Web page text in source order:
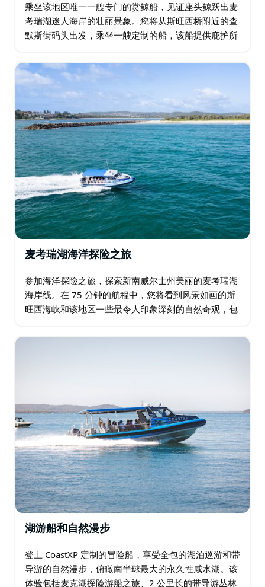
乘坐该地区唯一一艘专门的赏鲸船，见证座头鲸跃出麦
考瑞湖迷人海岸的壮丽景象。您将从斯旺西桥附近的查
默斯街码头出发，乘坐一艘定制的船，该船提供庇护所
及其从南极洲返回热带北昆士兰的 10,000…
麦考瑞湖海洋探险之旅
参加海洋探险之旅，探索新南威尔士州美丽的麦考瑞湖
海岸线。在 75 分钟的航程中，您将看到风景如画的斯
旺西海峡和该地区一些最令人印象深刻的自然奇观，包
以及令人惊叹的凯瑟琳山湾。在旅途中…
湖游船和自然漫步
登上 CoastXP 定制的冒险船，享受全包的湖泊巡游和带
导游的自然漫步，俯瞰南半球最大的永久性咸水湖。该
体验包括麦克湖探险游船之旅、2 公里长的带导游丛林